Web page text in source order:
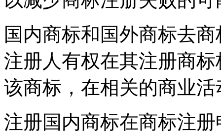
国内商标和国外商标去
注册人有权在其注册商
该商标，在相关的商业
注册国内商标在商标注